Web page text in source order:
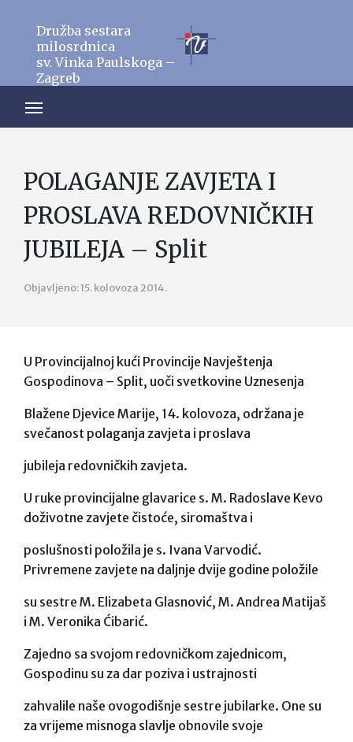
Družba sestara
milosrdnica
sv. Vinka Paulskoga –
Zagreb
POLAGANJE ZAVJETA I
PROSLAVA REDOVNIČKIH
JUBILEJA – Split
Objavljeno: 15. kolovoza 2014.
U Provincijalnoj kući Provincije Navještenja
Gospodinova – Split, uoči svetkovine Uznesenja
Blažene Djevice Marije, 14. kolovoza, održana je
svečanost polaganja zavjeta i proslava
jubileja redovničkih zavjeta.
U ruke provincijalne glavarice s. M. Radoslave Kevo
doživotne zavjete čistoće, siromaštva i
poslušnosti položila je s. Ivana Varvodić.
Privremene zavjete na daljnje dvije godine položile
su sestre M. Elizabeta Glasnović, M. Andrea Matijaš
i M. Veronika Ćibarić.
Zajedno sa svojom redovničkom zajednicom,
Gospodinu su za dar poziva i ustrajnosti
zahvalile naše ovogodišnje sestre jubilarke. One su
za vrijeme misnoga slavlje obnovile svoje